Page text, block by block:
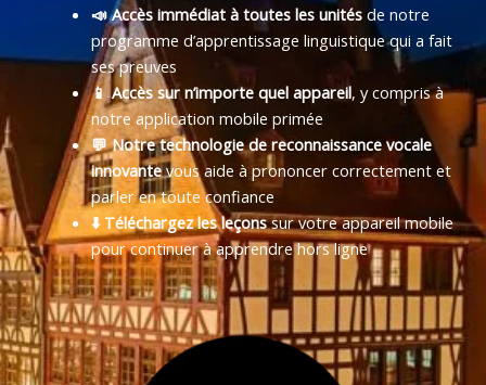
📣 Accès immédiat à toutes les unitésde notre
programme d’apprentissage linguistique qui a fait
ses preuves
📱 Accès sur n’importe quel appareil, y compris à
notre application mobile primée
💬 Notre technologie de reconnaissance vocale
innovantevous aide à prononcer correctement et
parler en toute confiance
⬇️ Téléchargez les leçonssur votre appareil mobile
pour continuer à apprendre hors ligne